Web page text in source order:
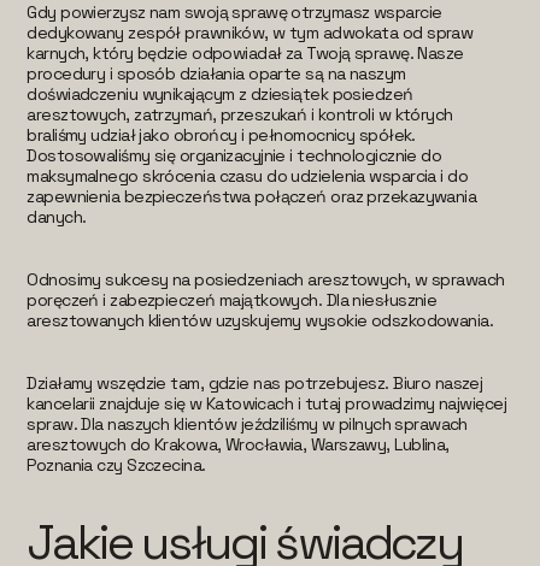
Gdy powierzysz nam swoją sprawę otrzymasz wsparcie
dedykowany zespół prawników, w tym adwokata od spraw
karnych, który będzie odpowiadał za Twoją sprawę. Nasze
procedury i sposób działania oparte są na naszym
doświadczeniu wynikającym z dziesiątek posiedzeń
aresztowych, zatrzymań, przeszukań i kontroli w których
braliśmy udział jako obrońcy i pełnomocnicy spółek.
Dostosowaliśmy się organizacyjnie i technologicznie do
maksymalnego skrócenia czasu do udzielenia wsparcia i do
zapewnienia bezpieczeństwa połączeń oraz przekazywania
danych.
Odnosimy sukcesy na posiedzeniach aresztowych, w sprawach
poręczeń i zabezpieczeń majątkowych. Dla niesłusznie
aresztowanych klientów uzyskujemy wysokie odszkodowania.
Działamy wszędzie tam, gdzie nas potrzebujesz. Biuro naszej
kancelarii znajduje się w Katowicach i tutaj prowadzimy najwięcej
spraw. Dla naszych klientów jeździliśmy w pilnych sprawach
aresztowych do Krakowa, Wrocławia, Warszawy, Lublina,
Poznania czy Szczecina.
Jakie usługi świadczy